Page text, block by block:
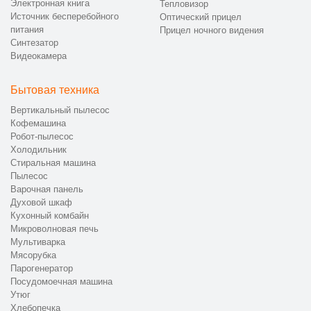
Электронная книга
Источник бесперебойного
питания
Синтезатор
Видеокамера
Тепловизор
Оптический прицел
Прицел ночного видения
Бытовая техника
Вертикальный пылесос
Кофемашина
Робот-пылесос
Холодильник
Стиральная машина
Пылесос
Варочная панель
Духовой шкаф
Кухонный комбайн
Микроволновая печь
Мультиварка
Мясорубка
Парогенератор
Посудомоечная машина
Утюг
Хлебопечка